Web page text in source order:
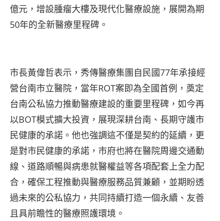
億元，增設腫瘤大樓及現代化醫療設施，展開為期
50年的全新醫療里程碑。
市長黃偉哲表示，秀傳醫療集團自民國77年承接經
營台南市立醫院，當年ROT案即為全國首例，奠定
台南公私協力推動醫療建設的重要里程碑，如今再
以BOT模式擴大投資，展現深耕台南、長期守護市
民健康的承諾。他也強調這不僅是契約的延續，更
是對市民健康的承諾，市府也將在醫院周邊交通動
線、道路順暢與病患就醫權益等各項配套上全力配
合，確保工程推動與醫療服務品質兼顧，並期盼透
過未來的公私協力，共同持續打造一個永續、友善
且具前瞻性的醫療照護環境。